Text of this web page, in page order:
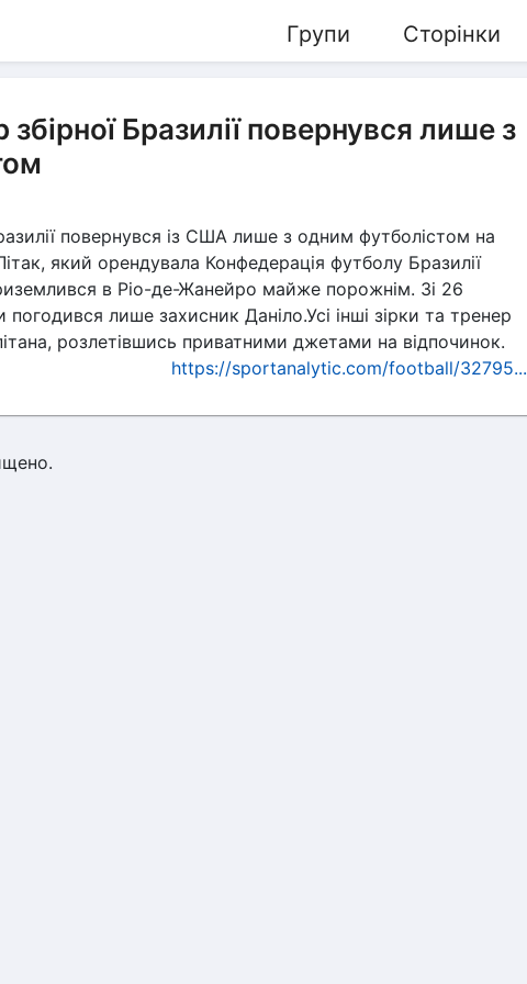
Групи Сторінки
Бразилії повернувся лише з
повернувся із США лише з одним футболістом на
який орендувала Конфедерація футболу Бразилії
в Ріо-де-Жанейро майже порожнім. Зі 26
погодився лише захисник Даніло.Усі інші зірки та тренер
розлетівшись приватними джетами на відпочинок.
https://sportanalytic.com/football/32795...